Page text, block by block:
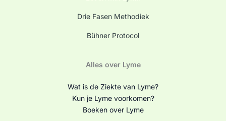
Drie Fasen Methodiek
Bühner Protocol
Alles over Lyme
Wat is de Ziekte van Lyme?
Kun je Lyme voorkomen?
Boeken over Lyme